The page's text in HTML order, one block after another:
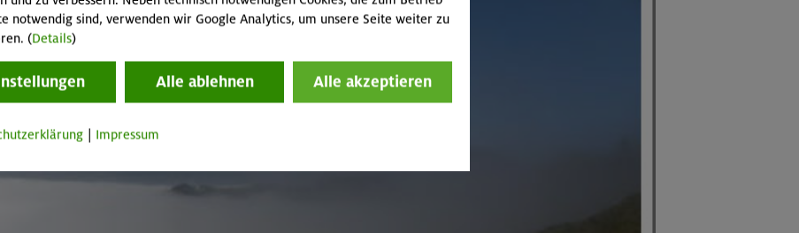
notwendig sind, verwenden wir Google Analytics, um unsere Seite weiter zu
(Details)
Alle ablehnen Alle akzeptieren
Impressum